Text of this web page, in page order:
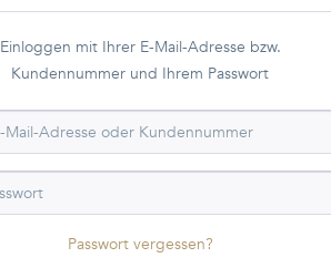
Einloggen mit Ihrer E-Mail-Adresse bzw.
Kundennummer und Ihrem Passwort
Passwort vergessen?